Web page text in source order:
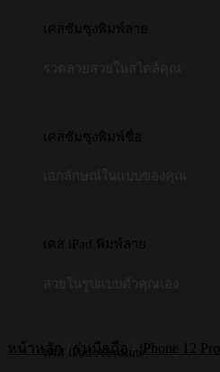
เคสซัมซุงพิมพ์ลาย
เคสซัมซุงพิมพ์ชื่อ
เคส iPad พิมพ์ลาย
เคส iPad Absolute
หน้าหลัก / รุ่นมือถือ / iPhone 12 Pro